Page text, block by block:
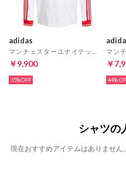
adidas
￥9,900
35%
￥
44%
シャツの
現在おすすめアイテムはありません。